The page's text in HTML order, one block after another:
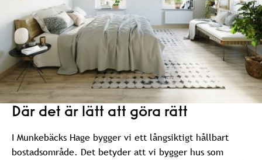
Där det är lätt att göra rätt
I Munkebäcks Hage bygger vi ett långsiktigt hållbart
bostadsområde. Det betyder att vi bygger hus som